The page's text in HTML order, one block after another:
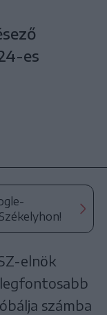
es
elnök
számba